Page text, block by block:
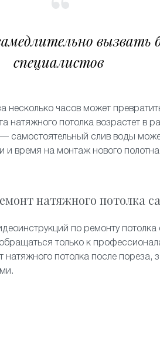
вызвать
специалистов
несколько часов может
натяжного потолка возрастет в
самостоятельный слив воды
и время на монтаж нового
натяжного потолка
по ремонту
только к
натяжного потолка после пореза,